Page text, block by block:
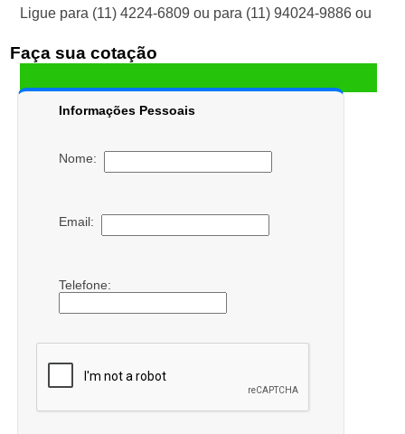
Ligue para (11) 4224-6809 ou para (11) 94024-9886ou
Faça sua cotação
Informações Pessoais
Nome:
Email:
Telefone: